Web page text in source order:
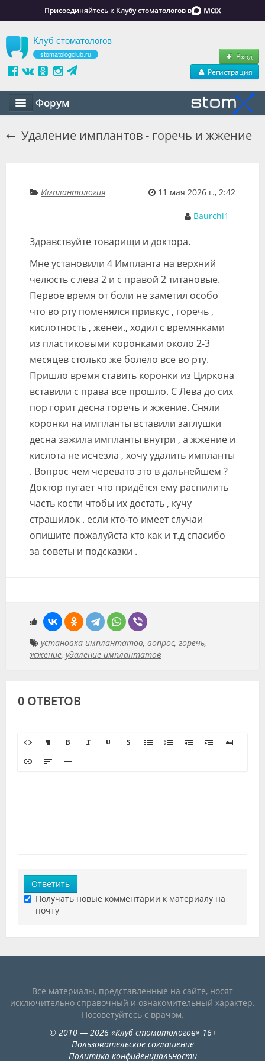
Присоединяйтесь к Клубу стоматологов в
Клуб стоматологов
stomatologclub.ru
Вход
Регистрация
Форум
Объявления
Видео
Форум
Клиники
Специалисты
Галерея
Лаборатории
Удаление имплантов - горечь и жжение
Имплантология 11 мая 2026 г., 2:42
Baurchi1
Здравствуйте товарищи и доктора.
Мне установили 4 Импланта на верхний
челюсть с лева 2 и с правой 2 титановые.
Первое время от боли не заметил особо
что во рту поменялся привкус , горечь ,
кислотность , женеи., ходил с времянками
из пластиковыми коронками около 2-3
месяцев столько же болело все во рту.
Пришло время ставить коронки из Циркона
вставили с права все прошло. С Лева до сих
пор горит десна горечь и жжение. Сняли
коронки на импланты вставили заглушки
десна зажила импланты внутри , а жжение и
кислота не исчезла , хочу удалить импланты
. Вопрос чем черевато это в дальнейшем ?
Доктор пугает что придётся ему распилить
часть кости чтобы их достать , кучу
страшилок . если кто-то имеет случаи
опишите пожалуйста кто как и т.д спасибо
за советы и подсказки .
установка имплантатов, вопрос, горечь,
жжение, удаление имплантатов
0 ОТВЕТОВ
Ответить
Получать новые комментарии к материалу на
почту
Все материалы, представленные на сайте, носят
исключительно справочный и ознакомительный характер.
Посоветуйтесь с врачом.
© 2010— 2026«Клуб стоматологов» 16+
Пользовательское соглашение
Политика конфиденциальности